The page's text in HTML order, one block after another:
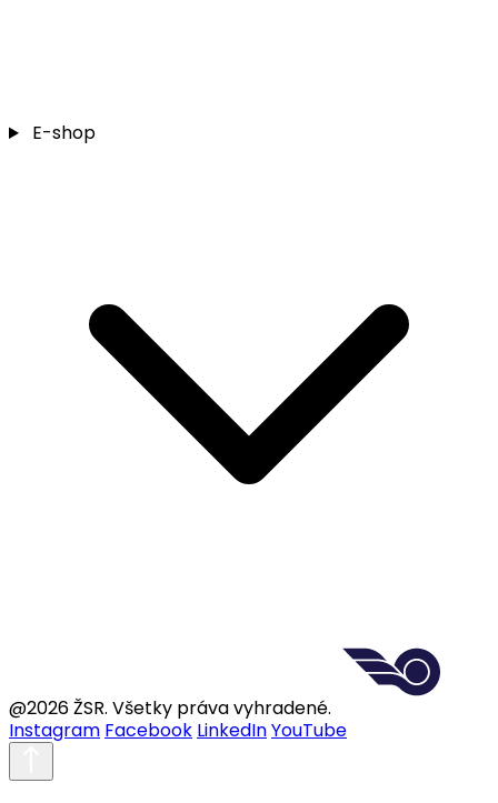
E-shop
@2026 ŽSR. Všetky práva vyhradené.
Instagram Facebook LinkedInYouTube